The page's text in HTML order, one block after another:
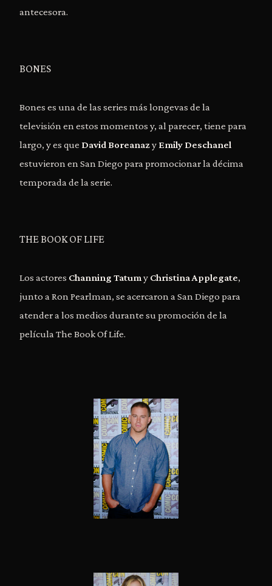
antecesora.
BONES
Bones es una de las series más longevas de la
televisión en estos momentos y, al parecer, tiene para
largo, y es que David Boreanazy Emily Deschanel
estuvieron en San Diego para promocionar la décima
temporada de la serie.
THE BOOK OF LIFE
Los actores Channing Tatumy Christina Applegate,
junto a Ron Pearlman, se acercaron a San Diego para
atender a los medios durante su promoción de la
película The Book Of Life.